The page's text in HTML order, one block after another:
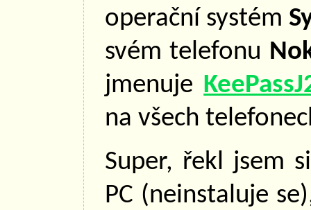
operační systém
svém telefonu
jmenuje
na všech
Super, řekl jsem
PC (neinstaluje